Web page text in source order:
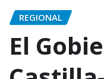
REGIONAL
El